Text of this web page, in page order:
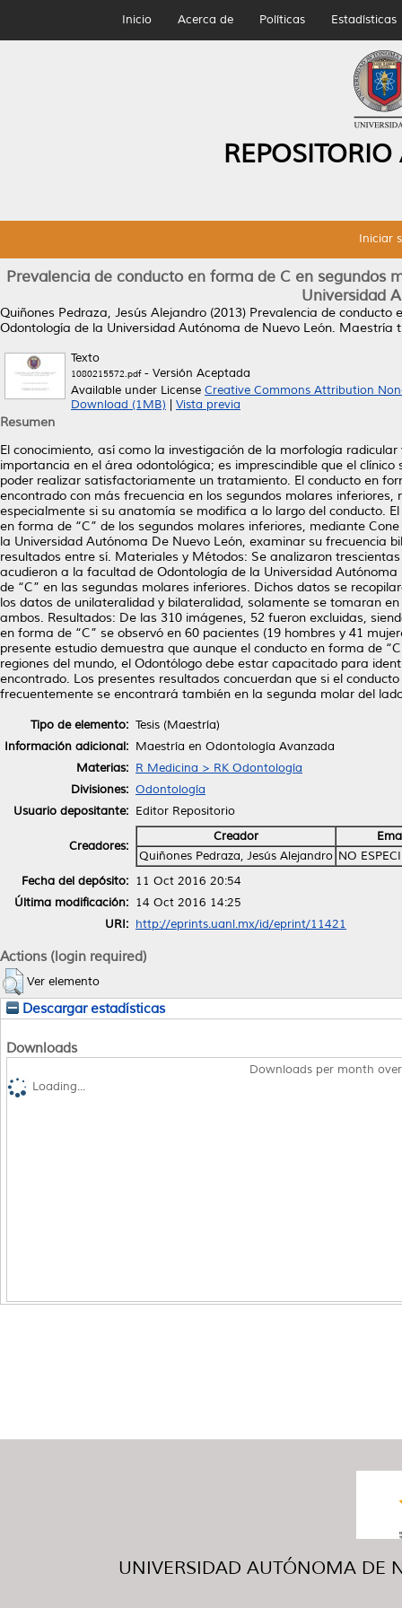
Inicio Acerca de Políticas Estadísticas
Iniciar
Prevalencia de conducto en forma de C en segundos
Universidad
Quiñones Pedraza, Jesús Alejandro (2013) Prevalencia de conducto
Odontología de la Universidad Autónoma de Nuevo León. Maestría
Texto
1080215572.pdf- Versión Aceptada
Available under License Creative Commons Attribution
Download (1MB)
Vista previa
Resumen
El conocimiento, así como la investigación de la morfología
importancia en el área odontológica; es imprescindible que el
poder realizar satisfactoriamente un tratamiento. El conducto en
encontrado con más frecuencia en los segundos molares
especialmente si su anatomía se modifica a lo largo del conducto.
en forma de “C” de los segundos molares inferiores, mediante
la Universidad Autónoma De Nuevo León, examinar su frecuencia
resultados entre sí. Materiales y Métodos: Se analizaron
acudieron a la facultad de Odontología de la Universidad
de “C” en las segundas molares inferiores. Dichos datos se
los datos de unilateralidad y bilateralidad, solamente se tomaran
ambos. Resultados: De las 310 imágenes, 52 fueron excluidas,
en forma de “C” se observó en 60 pacientes (19 hombres y 41
presente estudio demuestra que aunque el conducto en forma de
regiones del mundo, el Odontólogo debe estar capacitado para
encontrado. Los presentes resultados concuerdan que si el
frecuentemente se encontrará también en la segunda molar del
Tipo de elemento: Tesis (Maestría)
Información adicional: Maestría en Odontología Avanzada
Materias: R Medicina > RK Odontología
Divisiones: Odontología
Usuario depositante: Editor Repositorio
Creadores:
Creador
Quiñones Pedraza, Jesús Alejandro NO
Fecha del depósito: 11 Oct 2016 20:54
Última modificación: 14 Oct 2016 14:25
URI: http://eprints.uanl.mx/id/eprint/11421
Actions (login required)
Ver elemento
Descargar estadísticas
Downloads
Downloads per month
Loading...
UNIVERSIDAD AUTÓNOMA DE